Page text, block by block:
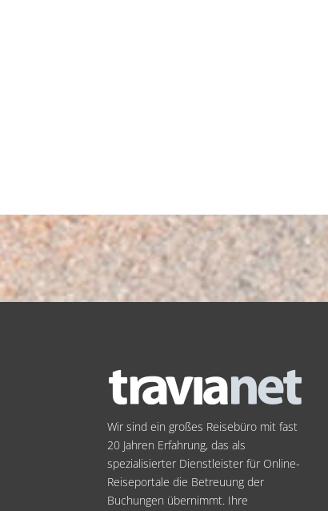
Wir sind ein großes Reisebüro mit fast
20 Jahren Erfahrung, das als
spezialisierter Dienstleister für Online-
Reiseportale die Betreuung der
Buchungen übernimmt. Ihre